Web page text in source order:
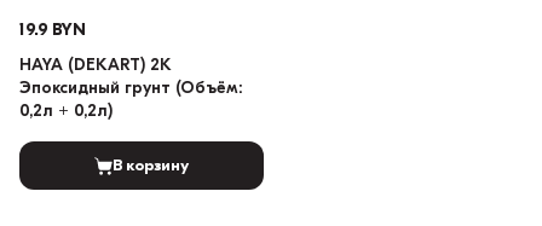
19.9 BYN
HAYA (DEKART) 2K
Эпоксидный грунт (Объём:
0,2л + 0,2л)
В корзину